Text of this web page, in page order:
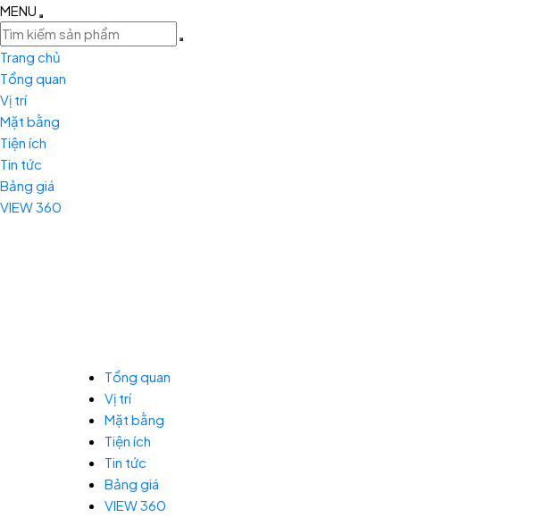
MENU
Trang chủ
Tổng quan
Vị trí
Mặt bằng
Tiện ích
Tin tức
Bảng giá
VIEW 360
Tổng quan
Vị trí
Mặt bằng
Tiện ích
Tin tức
Bảng giá
VIEW 360